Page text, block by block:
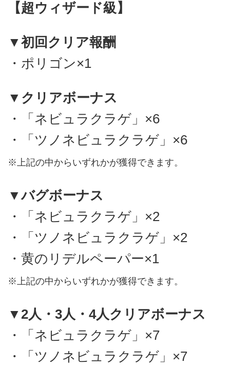
【超ウィザード級】
▼初回クリア報酬
・ポリゴン×1
▼クリアボーナス
・「ネビュラクラゲ」×6
・「ツノネビュラクラゲ」×6
※上記の中からいずれかが獲得できます。
▼バグボーナス
・「ネビュラクラゲ」×2
・「ツノネビュラクラゲ」×2
・黄のリデルペーパー×1
※上記の中からいずれかが獲得できます。
▼2人・3人・4人クリアボーナス
・「ネビュラクラゲ」×7
・「ツノネビュラクラゲ」×7